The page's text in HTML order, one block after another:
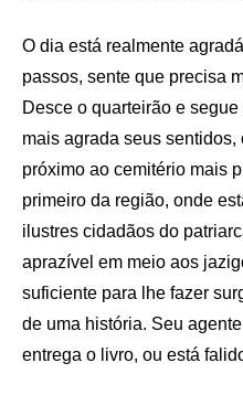
O dia está realmente
passos, sente que precisa
Desce o quarteirão e
mais agrada seus
próximo ao cemitério mais
primeiro da região, onde
ilustres cidadãos do
aprazível em meio aos
suficiente para lhe fazer
de uma história. Seu
entrega o livro, ou está